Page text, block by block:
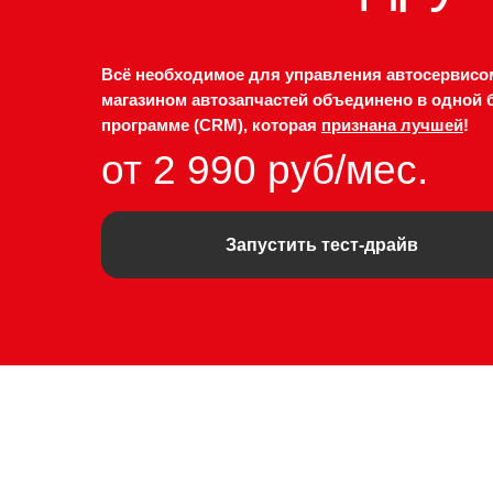
от 2 990 руб/мес.
Запустить тест-драйв
Всё необходимое для управления
магазином автозапчастей объединено в одной
программе (CRM), которая признана лучшей!